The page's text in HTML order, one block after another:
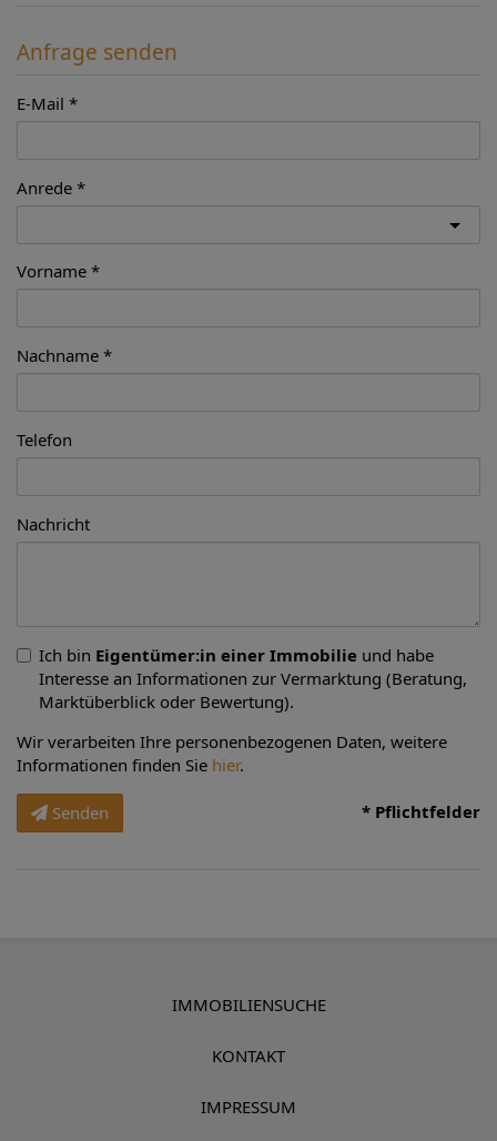
Anfrage senden
E-Mail
Anrede
Vorname
Nachname
Telefon
Nachricht
Ich bin Eigentümer:in einer Immobilie und habe
Interesse an Informationen zur Vermarktung (Beratung,
Marktüberblick oder Bewertung).
Wir verarbeiten Ihre personenbezogenen Daten, weitere
Informationen finden Sie hier.
Senden * Pflichtfelder
IMMOBILIENSUCHE
KONTAKT
IMPRESSUM